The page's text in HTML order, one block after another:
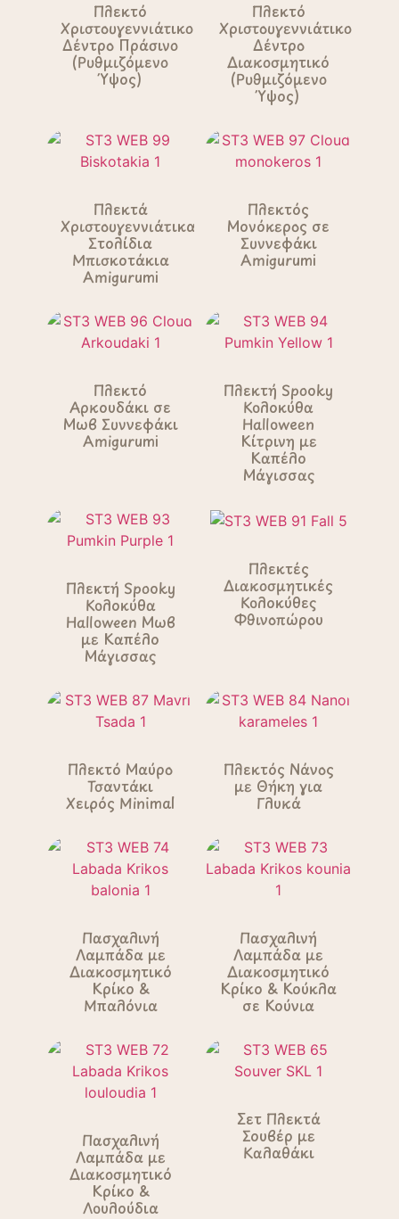
Πλεκτό
Χριστουγεννιάτικο
Δέντρο Πράσινο
(Ρυθμιζόμενο
Ύψος)
Πλεκτό
Χριστουγεννιάτικο
Δέντρο
Διακοσμητικό
(Ρυθμιζόμενο
Ύψος)
Πλεκτά
Χριστουγεννιάτικα
Στολίδια
Μπισκοτάκια
Amigurumi
Πλεκτός
Μονόκερος σε
Συννεφάκι
Amigurumi
Πλεκτό
Αρκουδάκι σε
Μωβ Συννεφάκι
Amigurumi
Πλεκτή Spooky
Κολοκύθα
Halloween
Κίτρινη με
Καπέλο
Μάγισσας
Πλεκτή Spooky
Κολοκύθα
Halloween Μωβ
με Καπέλο
Μάγισσας
Πλεκτές
Διακοσμητικές
Κολοκύθες
Φθινοπώρου
Πλεκτό Μαύρο
Τσαντάκι
Χειρός Minimal
Πλεκτός Νάνος
με Θήκη για
Γλυκά
Πασχαλινή
Λαμπάδα με
Διακοσμητικό
Κρίκο &
Μπαλόνια
Πασχαλινή
Λαμπάδα με
Διακοσμητικό
Κρίκο & Κούκλα
σε Κούνια
Πασχαλινή
Λαμπάδα με
Διακοσμητικό
Κρίκο &
Λουλούδια
Σετ Πλεκτά
Σουβέρ με
Καλαθάκι